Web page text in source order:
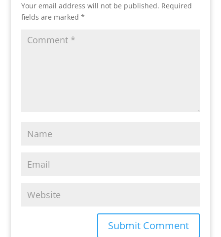
Your email address will not be published. Required
fields are marked *